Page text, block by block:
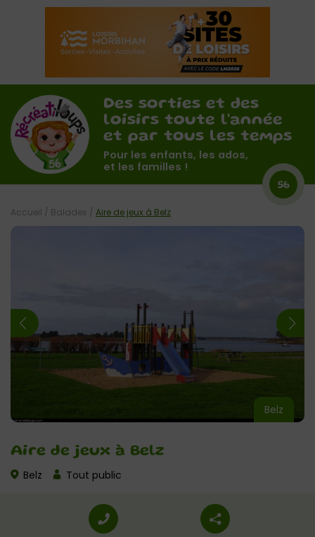
Des sorties et des
loisirs toute l'année
et par tous les temps
Pour les enfants, les ados,
et les familles !
56
Aire de jeux à Belz
Belz Tout public
Belz
Accueil / Balades / Aire de jeux à Belz